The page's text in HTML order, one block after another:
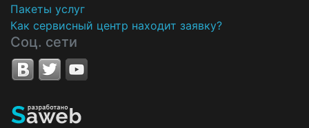
Пакеты услуг
Как сервисный центр находит заявку?
Соц. сети